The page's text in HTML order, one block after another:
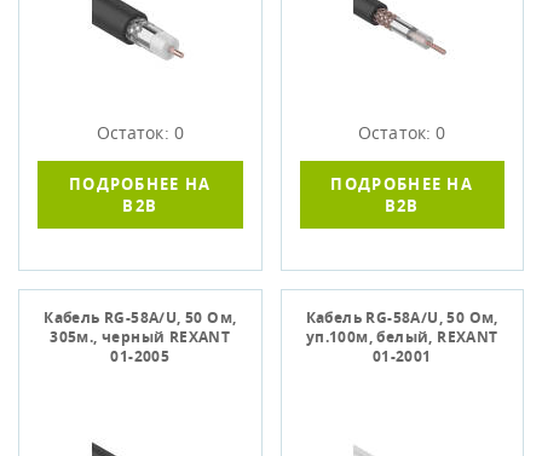
Остаток: 0
ПОДРОБНЕЕ НА
B2B
Остаток: 0
ПОДРОБНЕЕ НА
B2B
Кабель RG-58A/U, 50 Ом,
305м., черный REXANT
01-2005
Кабель RG-58A/U, 50 Ом,
уп.100м, белый, REXANT
01-2001